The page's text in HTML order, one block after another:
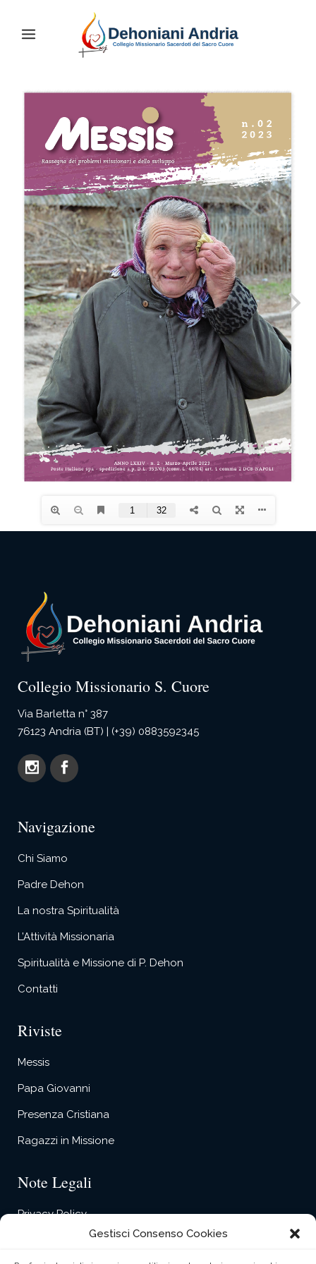
Gestisci Consenso Cookies
Collegio Missionario S. Cuore
Via Barletta n° 387
76123 Andria (BT) | (+39) 0883592345
Navigazione
Chi Siamo
Padre Dehon
La nostra Spiritualità
L’Attività Missionaria
Spiritualità e Missione di P. Dehon
Contatti
Riviste
Messis
Papa Giovanni
Presenza Cristiana
Ragazzi in Missione
Note Legali
Privacy Policy